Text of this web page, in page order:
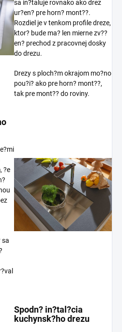
sa in?taluje rovnako ako drez
ur?en? pre horn? mont??.
Rozdiel je v tenkom profile dreze,
ktor? bude ma? len mierne zv??
en? prechod z pracovnej dosky
do drezu.
Drezy s ploch?m okrajom mo?no
pou?i? ako pre horn? mont??,
tak pre mont?? do roviny.
?e
sa
Spodn? in?tal?cia
kuchynsk?ho drezu